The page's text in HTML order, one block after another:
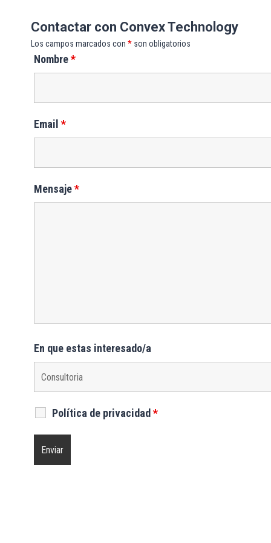
Contactar con Convex Technology
Los campos marcados con * son obligatorios
Nombre*
Email *
Mensaje*
En que estas interesado/a
Política de privacidad *